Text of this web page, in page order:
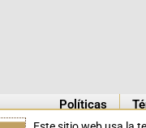
Políticas